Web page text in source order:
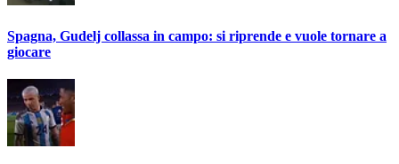
Spagna, Gudelj collassa in campo: si riprende e vuole tornare a
giocare